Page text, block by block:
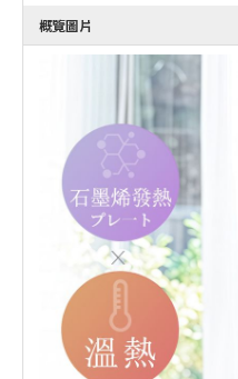
概覽圖片